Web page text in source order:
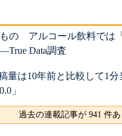
の アルコール飲料では
Data調査
量は10年前と比較して1
」
過去の連載記事が 941 件